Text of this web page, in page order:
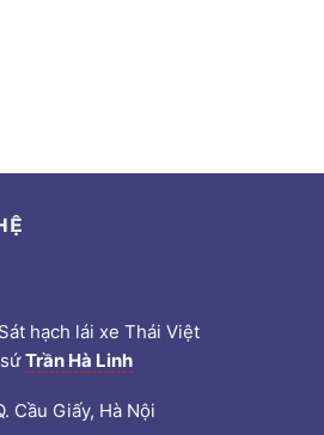
hạch lái xe Thái Việt
Trần Hà Linh
Cầu Giấy, Hà Nội